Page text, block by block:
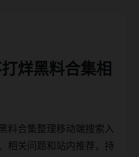
烊黑料合集相
料合集整理移动端搜索入
相关问题和站内推荐，持